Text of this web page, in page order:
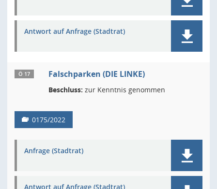
Antwort auf Anfrage (Stadtrat)
Ö 17 Falschparken (DIE LINKE)
Beschluss: zur Kenntnis genommen
0175/2022
Anfrage (Stadtrat)
Antwort auf Anfrage (Stadtrat)